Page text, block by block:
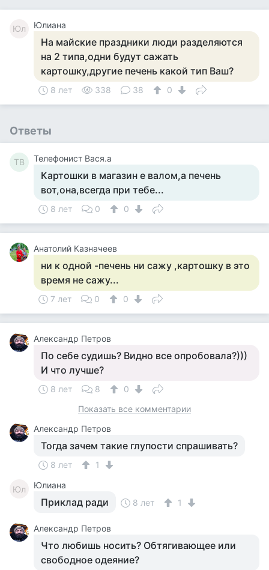
Юл Юлиана
На майские праздники люди разделяются
на 2 типа,одни будут сажать
картошку,другие печень какой тип Ваш?
8 лет 338 38 0
Ответы
ТВ Телефонист Вася.а
Картошки в магазин е валом,а печень
вот,она,всегда при тебе...
8 лет 0 0
Анатолий Казначеев
ни к одной -печень ни сажу ,картошку в это
время не сажу...
7 лет 0 0
Александр Петров
По себе судишь? Видно все опробовала?)))
И что лучше?
8 лет 8
0
Показать все комментарии
Александр Петров
Тогда зачем такие глупости спрашивать?
8 лет 1
Юл Юлиана
Приклад ради 8 лет 1
Александр Петров
Что любишь носить? Обтягивающее или
свободное одеяние?